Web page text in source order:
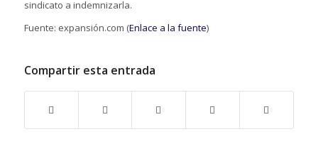
sindicato a indemnizarla.
Fuente: expansión.com (Enlace a la fuente)
Compartir esta entrada